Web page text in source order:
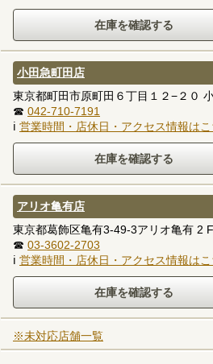
小田急町田店
東京都町田市原町田６丁目１２−２０
☎ 042-710-7191
ℹ 営業時間・店休日・アクセス情報はこ
アリオ亀有店
東京都葛飾区亀有3-49-3アリオ亀有 2 F
☎ 03-3602-2703
ℹ 営業時間・店休日・アクセス情報はこ
※未対応店舗一覧